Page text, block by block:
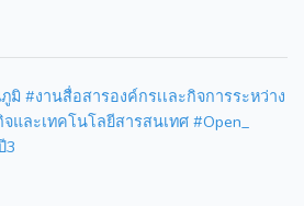
มิ #งานสื่อสารองค์กรเเละกิจการระหว่าง
และเทคโนโลยีสารสนเทศ #Open_
3